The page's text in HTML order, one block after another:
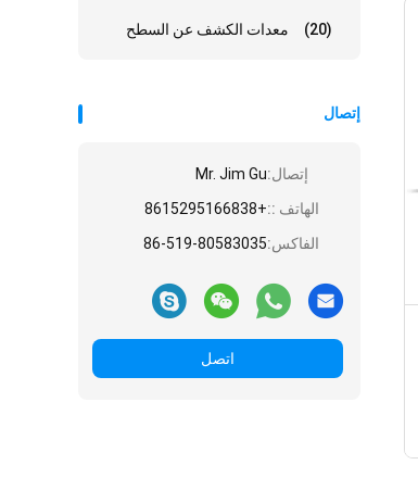
معدات الكشف عن السطح (20)
إتصال
إتصال:Mr. Jim Gu
الهاتف ::+8615295166838
الفاكس:86-519-80583035
اتصل